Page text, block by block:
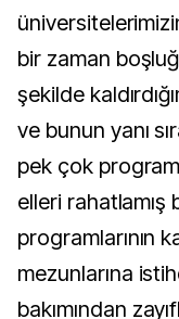
bir zaman
şekilde
ve bunun yanı
pek çok
elleri
programlarının
mezunlarına
bakımından